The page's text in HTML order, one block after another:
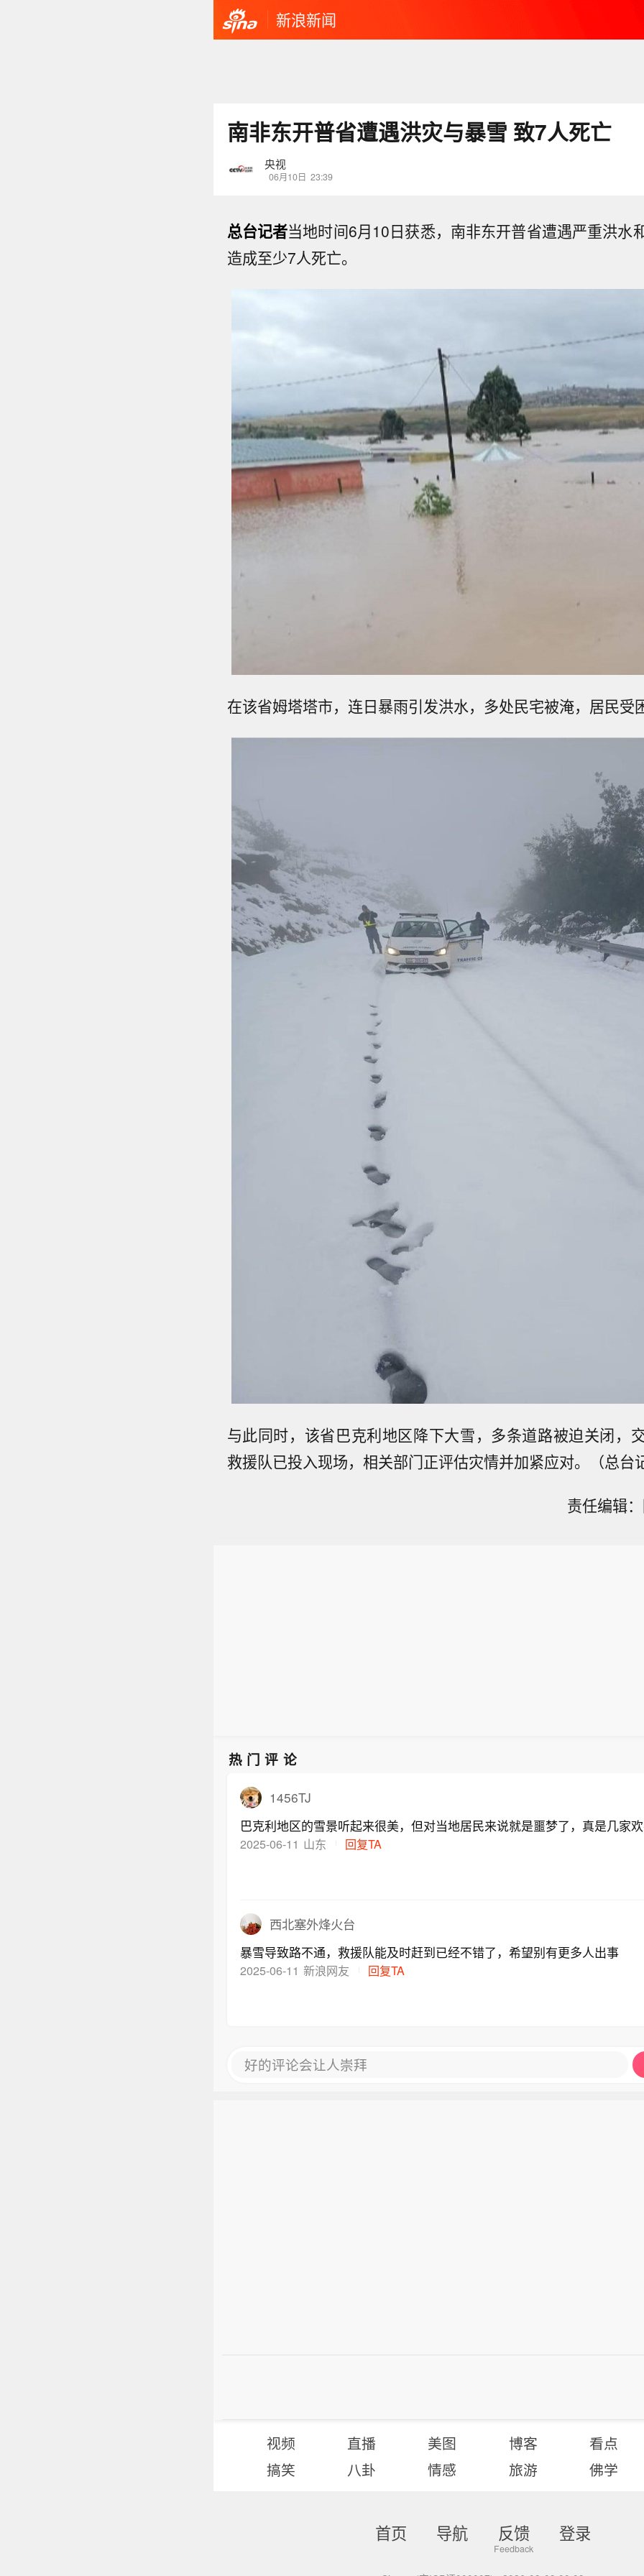
新浪新闻
南非东开普省遭遇洪灾与暴雪 致7人死亡
央视
06月10日 23:39
总台记者当地时间6月10日获悉，南非东开普省遭遇严重洪水
造成至少7人死亡。
在该省姆塔塔市，连日暴雨引发洪水，多处民宅被淹，居民受
与此同时，该省巴克利地区降下大雪，多条道路被迫关闭，
救援队已投入现场，相关部门正评估灾情并加紧应对。（总
责任编辑
热门评论
1456TJ
巴克利地区的雪景听起来很美，但对当地居民来说就是噩梦了，真是几家
2025-06-11 山东 回复TA
西北塞外烽火台
暴雪导致路不通，救援队能及时赶到已经不错了，希望别有更多人出事
2025-06-11 新浪网友 回复TA
好的评论会让人崇拜
视频 直播 美图 博客
看点
搞笑
八卦 情感 旅游 佛学
首页 导航 反馈 登录